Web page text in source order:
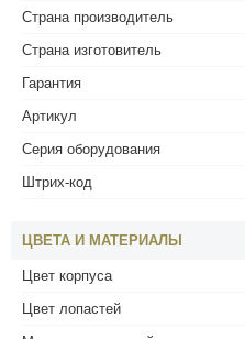
Страна производитель
Страна изготовитель
Гарантия
Артикул
Серия оборудования
Штрих-код
ЦВЕТА И МАТЕРИАЛЫ
Цвет корпуса
Цвет лопастей